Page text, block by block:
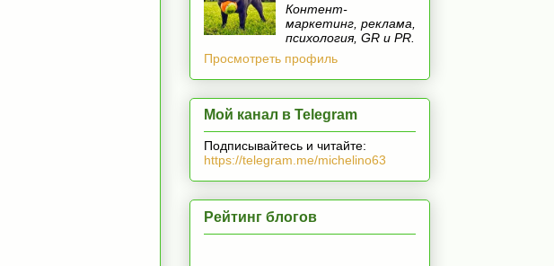
Контент-
маркетинг, реклама,
психология, GR и PR.
Просмотреть профиль
Мой канал в Telegram
Подписывайтесь и читайте:
https://telegram.me/michelino63
Рейтинг блогов